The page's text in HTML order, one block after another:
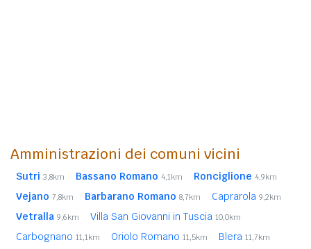
Amministrazioni dei comuni vicini
Sutri 3,8km Bassano Romano 4,1km Ronciglione 4,9km
Vejano 7,8km Barbarano Romano 8,7km Caprarola 9,2km
Vetralla 9,6km Villa San Giovanni in Tuscia 10,0km
Carbognano 11,1km Oriolo Romano 11,5km Blera 11,7km